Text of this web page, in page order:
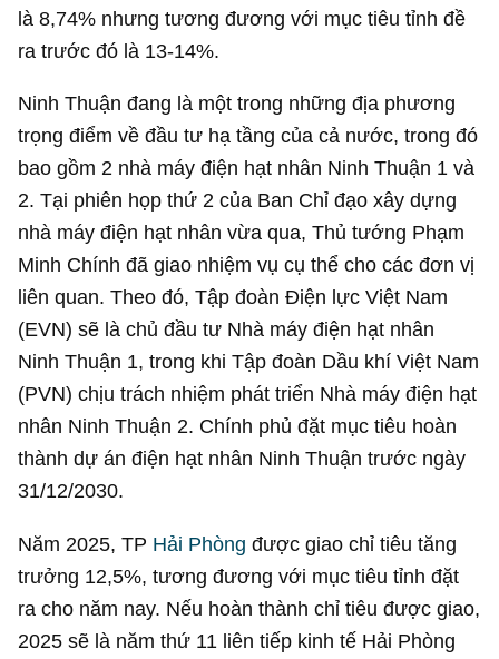
là 8,74% nhưng tương đương với mục tiêu tỉnh đề
ra trước đó là 13-14%.
Ninh Thuận đang là một trong những địa phương
trọng điểm về đầu tư hạ tầng của cả nước, trong đó
bao gồm 2 nhà máy điện hạt nhân Ninh Thuận 1 và
2. Tại phiên họp thứ 2 của Ban Chỉ đạo xây dựng
nhà máy điện hạt nhân vừa qua, Thủ tướng Phạm
Minh Chính đã giao nhiệm vụ cụ thể cho các đơn vị
liên quan. Theo đó, Tập đoàn Điện lực Việt Nam
(EVN) sẽ là chủ đầu tư Nhà máy điện hạt nhân
Ninh Thuận 1, trong khi Tập đoàn Dầu khí Việt Nam
(PVN) chịu trách nhiệm phát triển Nhà máy điện hạt
nhân Ninh Thuận 2. Chính phủ đặt mục tiêu hoàn
thành dự án điện hạt nhân Ninh Thuận trước ngày
31/12/2030.
Năm 2025, TP Hải Phòng được giao chỉ tiêu tăng
trưởng 12,5%, tương đương với mục tiêu tỉnh đặt
ra cho năm nay. Nếu hoàn thành chỉ tiêu được giao,
2025 sẽ là năm thứ 11 liên tiếp kinh tế Hải Phòng